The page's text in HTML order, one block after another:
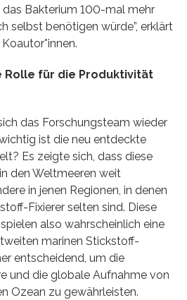
Bakterium 100-mal mehr
selbst benötigen würde”, erklärt
Rolle für die Produktivität
das Forschungsteam wieder
ist die neu entdeckte
Es zeigte sich, dass diese
den Weltmeeren weit
in jenen Regionen, in denen
Fixierer selten sind. Diese
also wahrscheinlich eine
marinen Stickstoff-
entscheidend, um die
und die globale Aufnahme von
Ozean zu gewährleisten.